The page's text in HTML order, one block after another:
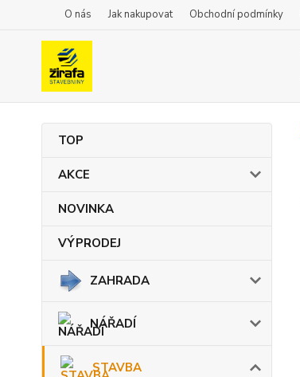
O nás Jak nakupovat Obchodní podmínky
TOP
AKCE
NOVINKA
VÝPRODEJ
ZAHRADA
NÁŘADÍ
STAVBA